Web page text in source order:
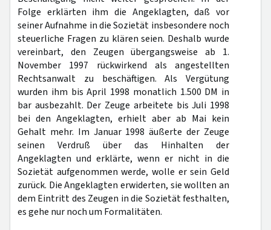
Folge erklärten ihm die Angeklagten, daß vor
seiner Aufnahme in die Sozietät insbesondere noch
steuerliche Fragen zu klären seien. Deshalb wurde
vereinbart, den Zeugen übergangsweise ab 1.
November 1997 rückwirkend als angestellten
Rechtsanwalt zu beschäftigen. Als Vergütung
wurden ihm bis April 1998 monatlich 1.500 DM in
bar ausbezahlt. Der Zeuge arbeitete bis Juli 1998
bei den Angeklagten, erhielt aber ab Mai kein
Gehalt mehr. Im Januar 1998 äußerte der Zeuge
seinen Verdruß über das Hinhalten der
Angeklagten und erklärte, wenn er nicht in die
Sozietät aufgenommen werde, wolle er sein Geld
zurück. Die Angeklagten erwiderten, sie wollten an
dem Eintritt des Zeugen in die Sozietät festhalten,
es gehe nur noch um Formalitäten.